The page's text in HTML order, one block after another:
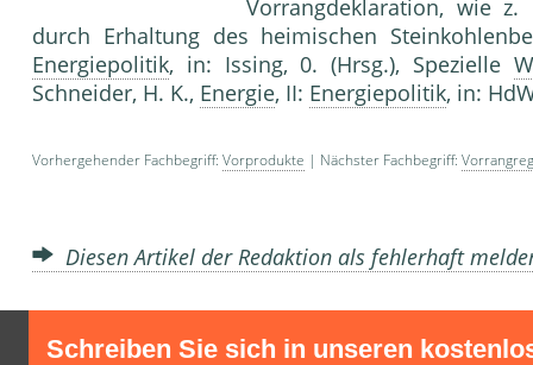
Vorrangdeklaration, wie
durch Erhaltung des heimischen
Energiepolitik, in: Issing, 0. (Hrsg.), Spezielle
Schneider, H. K., Energie, II: Energiepolitik, in:
Vorhergehender Fachbegriff: Vorprodukte | Nächster Fachbegriff:
Diesen Artikel der Redaktion als fehlerhaft
Schreiben Sie sich in unseren